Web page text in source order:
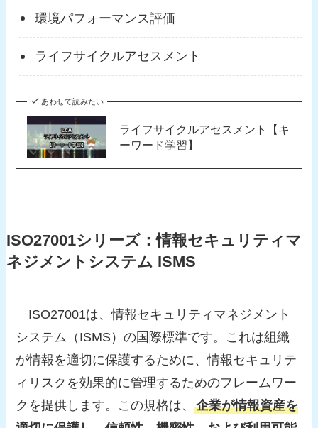
環境パフォーマンス評価
ライフサイクルアセスメント
あわせて読みたい
ライフサイクルアセスメント【キ
ーワード学習】
ISO27001シリーズ：情報セキュリティマ
ネジメントシステム ISMS
ISO27001は、情報セキュリティマネジメント
システム（ISMS）の国際標準です。これは組織
が情報を適切に保護するために、情報セキュリテ
ィリスクを効果的に管理するためのフレームワー
クを提供します。この規格は、企業が情報資産を